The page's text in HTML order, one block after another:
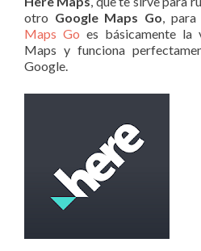
otro Google Maps Go, para
Maps Go es básicamente la
Maps y funciona
Google.